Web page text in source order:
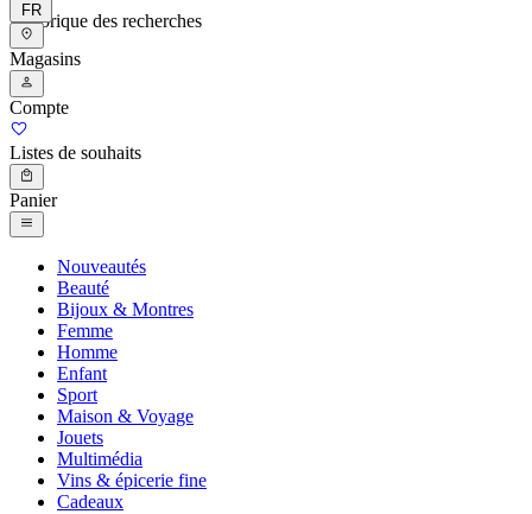
Historique des recherches
FR
Magasins
Compte
Listes de souhaits
Panier
Nouveautés
Beauté
Bijoux & Montres
Femme
Homme
Enfant
Sport
Maison & Voyage
Jouets
Multimédia
Vins & épicerie fine
Cadeaux